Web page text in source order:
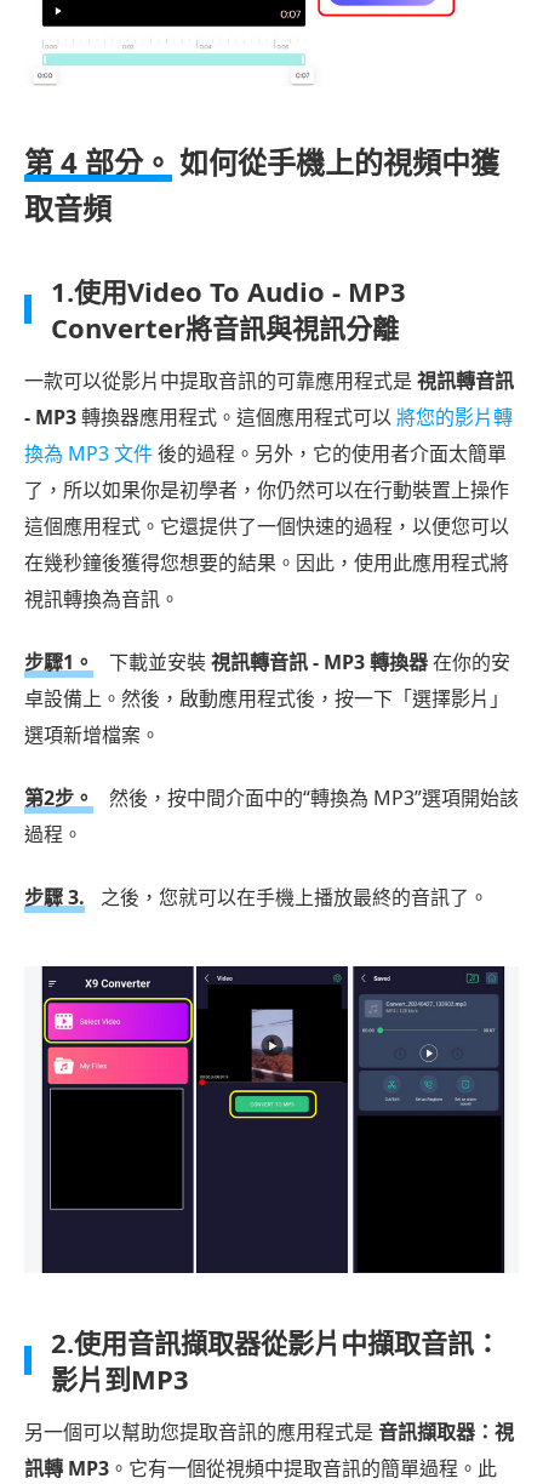
第 4 部分。 如何從手機上的視頻中獲
取音頻
1.使用Video To Audio - MP3
Converter將音訊與視訊分離
一款可以從影片中提取音訊的可靠應用程式是 視訊轉音訊
- MP3轉換器應用程式。這個應用程式可以將您的影片轉
換為 MP3 文件後的過程。另外，它的使用者介面太簡單
了，所以如果你是初學者，你仍然可以在行動裝置上操作
這個應用程式。它還提供了一個快速的過程，以便您可以
在幾秒鐘後獲得您想要的結果。因此，使用此應用程式將
視訊轉換為音訊。
步驟1。 下載並安裝視訊轉音訊 - MP3 轉換器在你的安
卓設備上。然後，啟動應用程式後，按一下「選擇影片」
選項新增檔案。
第2步。
然後，按中間介面中的“轉換為 MP3”選項開始該
過程。
步驟 3. 之後，您就可以在手機上播放最終的音訊了。
2.使用音訊擷取器從影片中擷取音訊：
影片到MP3
另一個可以幫助您提取音訊的應用程式是 音訊擷取器：視
訊轉 MP3 。它有一個從視頻中提取音訊的簡單過程。此